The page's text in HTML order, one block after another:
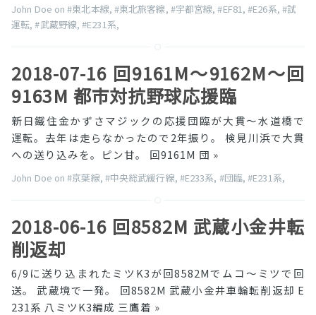
John Doe on#東北本線, #東北旅客線, #宇都宮線,#EF81,#E26系, #試
運転,#武蔵野線,#E231系,
2018-07-16 回9161M〜9162M〜回
9163M 都市対抗野球応援臨
新日鐵住金かずさマジックの応援団臨が大貫〜水道橋で
運転。去年は走らなかったので2年振り。 検見川浜で大貫
への送り込みを。ピン甘。 回9161M 団 »
John Doe on#京葉線, #中央総武緩行線, #E233系, #団臨,#E231系,
2018-06-16 回8582M 武蔵小金井転
削返却
6/9に送り込まれたミツK3が回8582Mでムコ〜ミツで回
送。 武蔵境で一発。 回8582M 武蔵小金井車輪転削返却 E
231系 八ミツK3編成 三鷹着 »